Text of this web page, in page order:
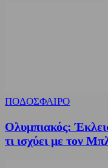
ΠΟΔΟΣΦΑΙΡΟ
Ολυμπιακός:
τι ισχύει με τον